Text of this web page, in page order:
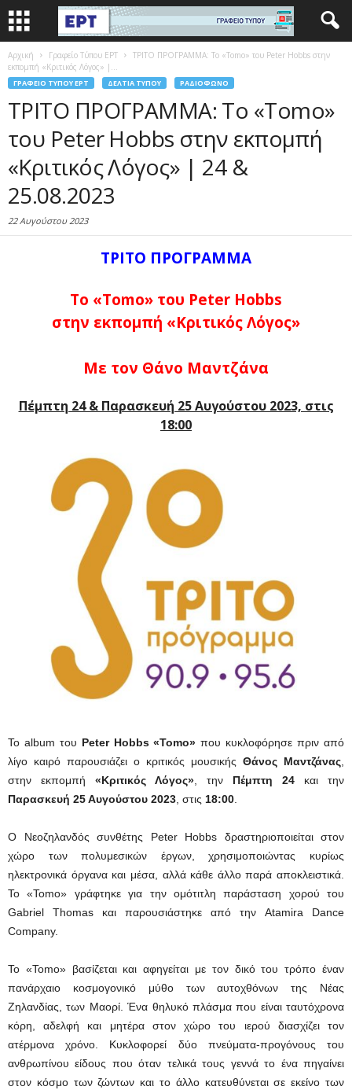
Αρχική Γραφείο Τύπου ΕΡΤ
ΤΡΙΤΟ ΠΡΟΓΡΑΜΜΑ: Το «Tomo» του Peter Hobbs στην
εκπομπή «Κριτικός Λόγος» |...
ΓΡΑΦΕΊΟ ΤΎΠΟΥ ΕΡΤ ΔΕΛΤΊΑ ΤΎΠΟΥ ΡΑΔΙΌΦΩΝΟ
ΤΡΙΤΟ ΠΡΟΓΡΑΜΜΑ: Το «Tomo»
του Peter Hobbs στην εκπομπή
«Κριτικός Λόγος» | 24 &
25.08.2023
22 Αυγούστου 2023
ΤΡΙΤΟ ΠΡΟΓΡΑΜΜΑ
Το «Tomo» του Peter Hobbs
στην εκπομπή «Κριτικός Λόγος»
Με τον Θάνο Μαντζάνα
Πέμπτη 24 & Παρασκευή 25 Αυγούστου 2023, στις
18:00
Το album του Peter Hobbs «Tomo» που κυκλοφόρησε πριν από
λίγο καιρό παρουσιάζει ο κριτικός μουσικής Θάνος Μαντζάνας
στην εκπομπή «Κριτικός Λόγος» , την Πέμπτη 24 και την
Παρασκευή 25 Αυγούστου 2023 , στις 18:00
Ο Νεοζηλανδός συνθέτης Peter Hobbs δραστηριοποιείται στον
χώρο των πολυμεσικών έργων, χρησιμοποιώντας κυρίως
ηλεκτρονικά όργανα και μέσα, αλλά κάθε άλλο παρά αποκλειστικά.
Το «Tomo» γράφτηκε για την ομότιτλη παράσταση χορού του
Gabriel Thomas και παρουσιάστηκε από την Atamira Dance
Company.
Το «Tomo» βασίζεται και αφηγείται με τον δικό του τρόπο έναν
πανάρχαιο κοσμογονικό μύθο των αυτοχθόνων της Νέας
Ζηλανδίας, των Μαορί. Ένα θηλυκό πλάσμα που είναι ταυτόχρονα
κόρη, αδελφή και μητέρα στον χώρο του ιερού διασχίζει τον
ατέρμονα χρόνο. Κυκλοφορεί δύο πνεύματα-προγόνους του
ανθρωπίνου είδους που όταν τελικά τους γεννά το ένα πηγαίνει
στον κόσμο των ζώντων και το άλλο κατευθύνεται σε εκείνο των